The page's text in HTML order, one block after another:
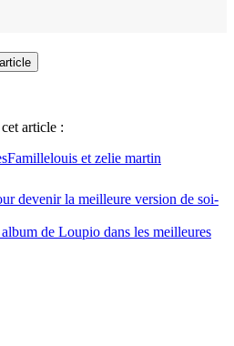
article :
Famillelouis et zelie martin
devenir la meilleure version de soi-
de Loupio dans les meilleures